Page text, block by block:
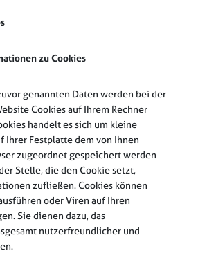
zu Cookies
genannten Daten werden bei der
Cookies auf Ihrem Rechner
handelt es sich um kleine
Ihrer Festplatte dem von Ihnen
zugeordnet gespeichert werden
Stelle, die den Cookie setzt,
zufließen. Cookies können
oder Viren auf Ihren
Sie dienen dazu, das
nutzerfreundlicher und